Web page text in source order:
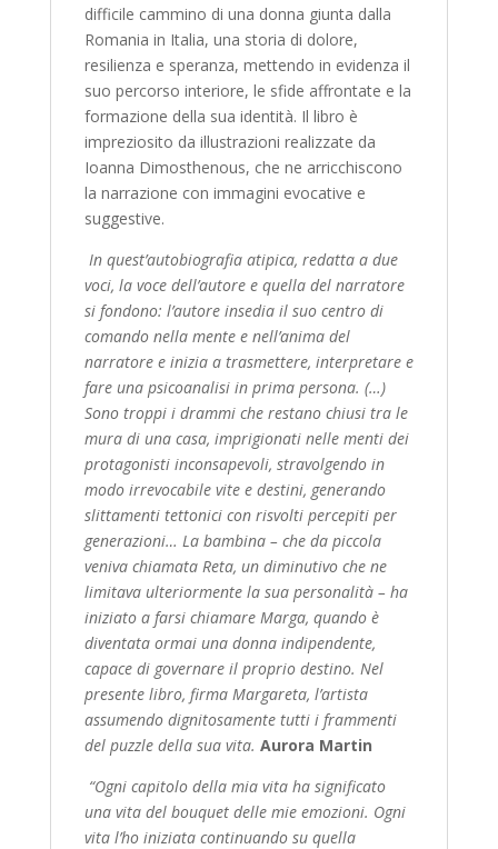
difficile cammino di una donna giunta dalla
Romania in Italia, una storia di dolore,
resilienza e speranza, mettendo in evidenza il
suo percorso interiore, le sfide affrontate e la
formazione della sua identità. Il libro è
impreziosito da illustrazioni realizzate da
Ioanna Dimosthenous, che ne arricchiscono
la narrazione con immagini evocative e
suggestive.
In quest’autobiografia atipica, redatta a due
voci, la voce dell’autore e quella del narratore
si fondono: l’autore insedia il suo centro di
comando nella mente e nell’anima del
narratore e inizia a trasmettere, interpretare e
fare una psicoanalisi in prima persona. (…)
Sono troppi i drammi che restano chiusi tra le
mura di una casa, imprigionati nelle menti dei
protagonisti inconsapevoli, stravolgendo in
modo irrevocabile vite e destini, generando
slittamenti tettonici con risvolti percepiti per
generazioni… La bambina – che da piccola
veniva chiamata Reta, un diminutivo che ne
limitava ulteriormente la sua personalità – ha
iniziato a farsi chiamare Marga, quando è
diventata ormai una donna indipendente,
capace di governare il proprio destino. Nel
presente libro, firma Margareta, l’artista
assumendo dignitosamente tutti i frammenti
del puzzle della sua vita. Aurora Martin
“Ogni capitolo della mia vita ha significato
una vita del bouquet delle mie emozioni. Ogni
vita l’ho iniziata continuando su quella